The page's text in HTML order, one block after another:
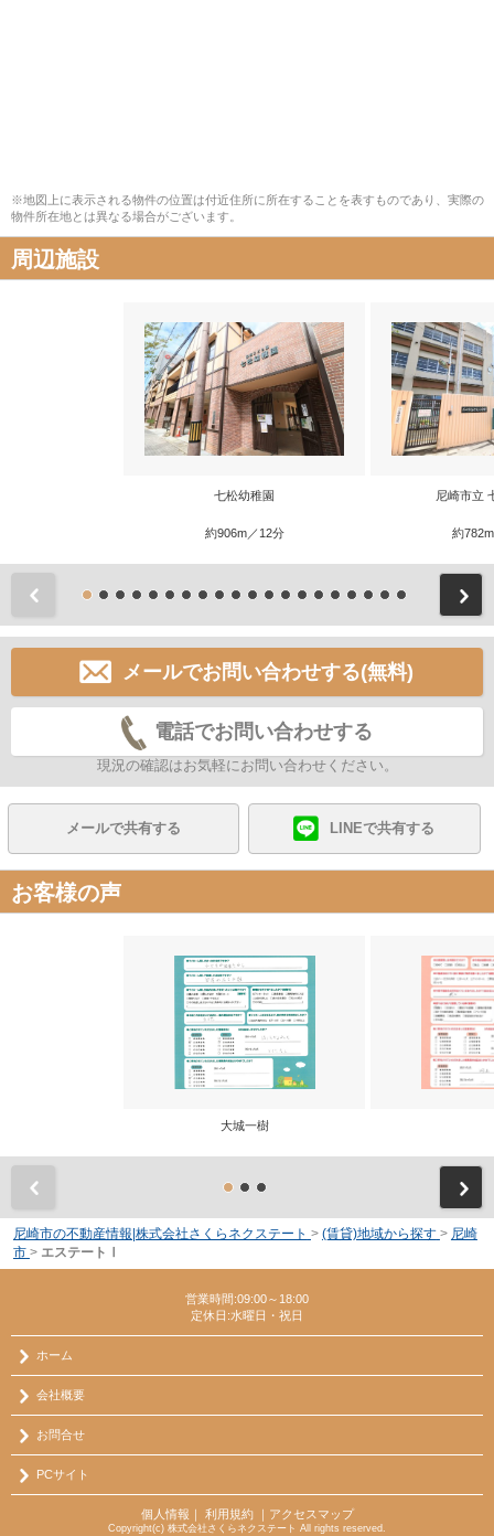
※地図上に表示される物件の位置は付近住所に所在することを表すものであり、実際の
物件所在地とは異なる場合がございます。
周辺施設
七松幼稚園
約906m／12分
尼崎市立
約
メールでお問い合わせする(無料)
電話でお問い合わせする
現況の確認はお気軽にお問い合わせください。
メールで共有する LINEで共有する
お客様の声
大城一樹
尼崎市の不動産情報|株式会社さくらネクステート > (賃貸)地域から探す > 尼崎
市 > エステートⅠ
営業時間:09:00～18:00
定休日:水曜日・祝日
ホーム
会社概要
お問合せ
PCサイト
個人情報 ｜ 利用規約｜ アクセスマップ
Copyright(c) 株式会社さくらネクステート All rights reserved.